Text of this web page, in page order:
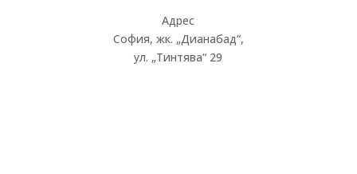
Адрес
София, жк. „Дианабад“,
ул. „Тинтява“ 29